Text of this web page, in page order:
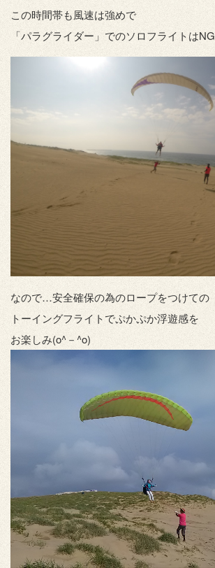
この時間帯も風速は強めで
「パラグライダー」でのソロフライトはNG
なので…安全確保の為のロープをつけての
トーイングフライトでぷかぷか浮遊感を
お楽しみ(o^－^o)